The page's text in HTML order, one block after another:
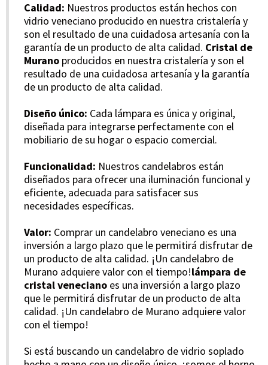
Calidad: Nuestros productos están hechos con
vidrio veneciano producido en nuestra cristalería y
son el resultado de una cuidadosa artesanía con la
garantía de un producto de alta calidad. Cristal de
Murano producidos en nuestra cristalería y son el
resultado de una cuidadosa artesanía y la garantía
de un producto de alta calidad.
Diseño único: Cada lámpara es única y original,
diseñada para integrarse perfectamente con el
mobiliario de su hogar o espacio comercial.
Funcionalidad: Nuestros candelabros están
diseñados para ofrecer una iluminación funcional y
eficiente, adecuada para satisfacer sus
necesidades específicas.
Valor: Comprar un candelabro veneciano es una
inversión a largo plazo que le permitirá disfrutar de
un producto de alta calidad. ¡Un candelabro de
Murano adquiere valor con el tiempo!lámpara de
cristal veneciano es una inversión a largo plazo
que le permitirá disfrutar de un producto de alta
calidad. ¡Un candelabro de Murano adquiere valor
con el tiempo!
Si está buscando un candelabro de vidrio soplado